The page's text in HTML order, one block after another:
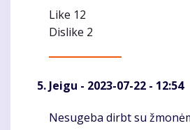
Like 12
Dislike 2
Jeigu - 2023-07-22 - 12:54
Komentaras
Nesugeba dirbt su